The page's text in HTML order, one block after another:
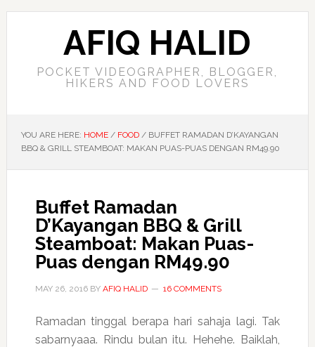
AFIQ HALID
POCKET VIDEOGRAPHER, BLOGGER,
HIKERS AND FOOD LOVERS
YOU ARE HERE: HOME / FOOD /BUFFET RAMADAN D’KAYANGAN
BBQ & GRILL STEAMBOAT: MAKAN PUAS-PUAS DENGAN RM49.90
Buffet Ramadan
D’Kayangan BBQ & Grill
Steamboat: Makan Puas-
Puas dengan RM49.90
MAY 26, 2016BY AFIQ HALID 16 COMMENTS
Ramadan tinggal berapa hari sahaja lagi. Tak
sabarnyaaa. Rindu bulan itu. Hehehe. Baiklah,